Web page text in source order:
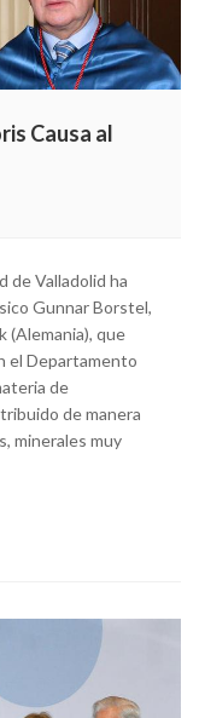
Causa al
de Valladolid ha
Gunnar Borstel,
(Alemania), que
el Departamento
de
de manera
minerales muy